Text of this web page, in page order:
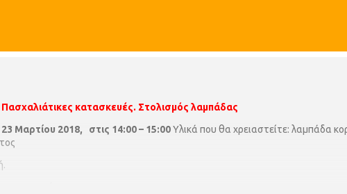
Πασχαλιάτικες κατασκευές. Στολισμός λαμπάδας
Μαρτίου 2018, στις 14:00 – 15:00Υλικά που θα χρειαστείτε: λαμπάδα